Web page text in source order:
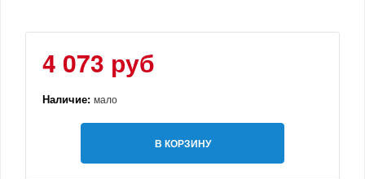
4 073 руб
Наличие: мало
В КОРЗИНУ